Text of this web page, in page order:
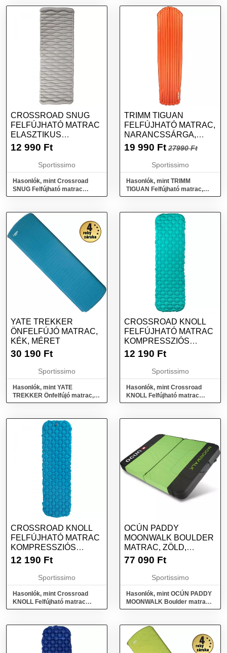
CROSSROAD SNUG
FELFÚJHATÓ MATRAC
ELASZTIKUS
FELÜLETTEL, SZÜRKE,
12 990 Ft
Sportissimo
Hasonlók, mint Crossroad
SNUG Felfújható matrac
elasztikus felülettel, szürke,
TRIMM TIGUAN
FELFÚJHATÓ MATRAC,
NARANCSSÁRGA,
MÉRET
19 990 Ft 27990 Ft
Sportissimo
Hasonlók, mint TRIMM
TIGUAN Felfújható matrac,
narancssárga, méret
YATE TREKKER
ÖNFELFÚJÓ MATRAC,
KÉK, MÉRET
30 190 Ft
Sportissimo
Hasonlók, mint YATE
TREKKER Önfelfújó matrac,
kék, méret
CROSSROAD KNOLL
FELFÚJHATÓ MATRAC
KOMPRESSZIÓS
ZSÁKKAL,
12 190 Ft
Sportissimo
Hasonlók, mint Crossroad
KNOLL Felfújható matrac
kompressziós zsákkal,
CROSSROAD KNOLL
FELFÚJHATÓ MATRAC
KOMPRESSZIÓS
ZSÁKKAL, KÉK, MÉRET
12 190 Ft
Sportissimo
Hasonlók, mint Crossroad
KNOLL Felfújható matrac
kompressziós zsákkal, kék,
OCÚN PADDY
MOONWALK BOULDER
MATRAC, ZÖLD,
MÉRET
77 090 Ft
Sportissimo
Hasonlók, mint OCÚN PADDY
MOONWALK Boulder matrac,
zöld, méret